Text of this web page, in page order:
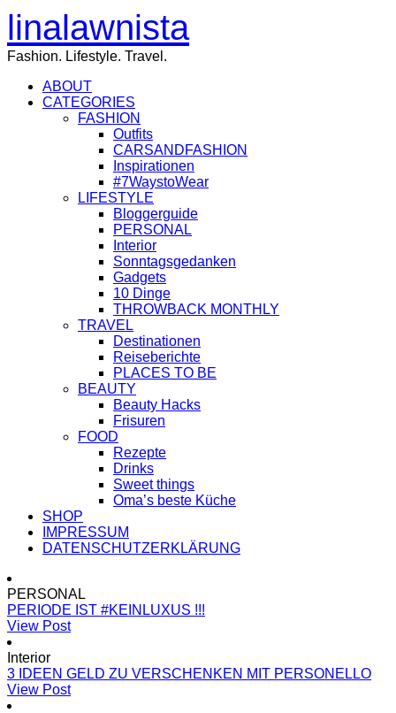
linalawnista
Fashion. Lifestyle. Travel.
ABOUT
CATEGORIES
FASHION
Outfits
CARSANDFASHION
Inspirationen
#7WaystoWear
LIFESTYLE
Bloggerguide
PERSONAL
Interior
Sonntagsgedanken
Gadgets
10 Dinge
THROWBACK MONTHLY
TRAVEL
Destinationen
Reiseberichte
PLACES TO BE
BEAUTY
Beauty Hacks
Frisuren
FOOD
Rezepte
Drinks
Sweet things
Oma’s beste Küche
SHOP
IMPRESSUM
DATENSCHUTZERKLÄRUNG
PERSONAL
PERIODE IST #KEINLUXUS !!!
View Post
Interior
3 IDEEN GELD ZU VERSCHENKEN MIT PERSONELLO
View Post